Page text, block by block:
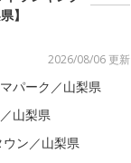
】
2026/08/06 更新
パーク／山梨県
山梨県
ウン／山梨県